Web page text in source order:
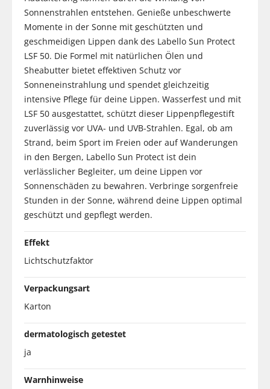
Sonnenstrahlen entstehen. Genieße unbeschwerte
Momente in der Sonne mit geschützten und
geschmeidigen Lippen dank des Labello Sun Protect
LSF 50. Die Formel mit natürlichen Ölen und
Sheabutter bietet effektiven Schutz vor
Sonneneinstrahlung und spendet gleichzeitig
intensive Pflege für deine Lippen. Wasserfest und mit
LSF 50 ausgestattet, schützt dieser Lippenpflegestift
zuverlässig vor UVA- und UVB-Strahlen. Egal, ob am
Strand, beim Sport im Freien oder auf Wanderungen
in den Bergen, Labello Sun Protect ist dein
verlässlicher Begleiter, um deine Lippen vor
Sonnenschäden zu bewahren. Verbringe sorgenfreie
Stunden in der Sonne, während deine Lippen optimal
geschützt und gepflegt werden.
Effekt
Lichtschutzfaktor
Verpackungsart
Karton
dermatologisch getestet
ja
Warnhinweise